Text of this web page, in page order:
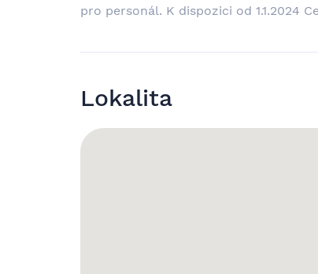
pro personál. K dispozici od 1.1.2024
Lokalita